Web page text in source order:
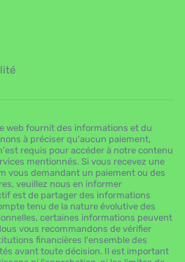
web fournit des informations et du
à préciser qu'aucun paiement,
requis pour accéder à notre contenu
mentionnés. Si vous recevez une
vous demandant un paiement ou des
veuillez nous en informer
est de partager des informations
tenu de la nature évolutive des
certaines informations peuvent
vous recommandons de vérifier
financières l'ensemble des
avant toute décision. Il est important